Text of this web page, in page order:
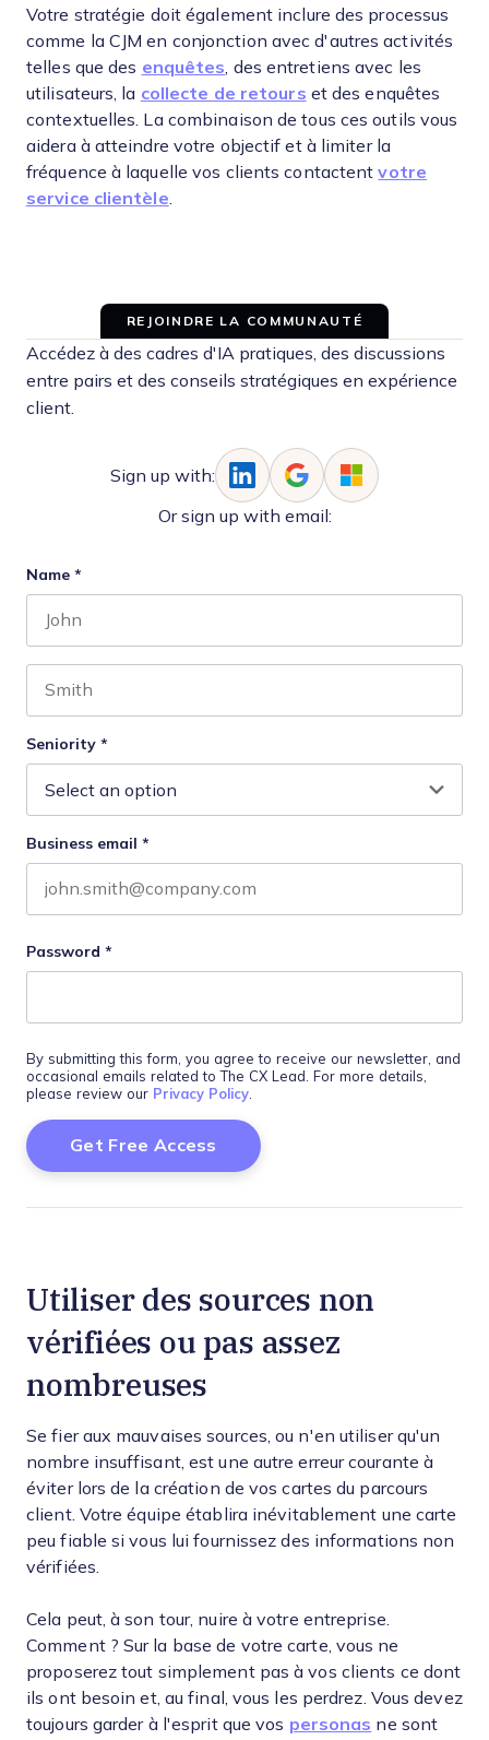
Votre stratégie doit également inclure des processus
comme la CJM en conjonction avec d'autres activités
telles que des enquêtes , des entretiens avec les
utilisateurs, la collecte de retours et des enquêtes
contextuelles. La combinaison de tous ces outils vous
aidera à atteindre votre objectif et à limiter la
fréquence à laquelle vos clients contactentvotre
service clientèle
REJOINDRE LA COMMUNAUTÉ
Accédez à des cadres d'IA pratiques, des discussions
entre pairs et des conseils stratégiques en expérience
client.
Sign up with:
Or sign up with email:
Name *
Seniority *
Business email *
Password *
By submitting this form, you agree to receive our newsletter, and
occasional emails related to The CX Lead. For more details,
please review our Privacy Policy.
Utiliser des sources non
vérifiées ou pas assez
nombreuses
Se fier aux mauvaises sources, ou n'en utiliser qu'un
nombre insuffisant, est une autre erreur courante à
éviter lors de la création de vos cartes du parcours
client. Votre équipe établira inévitablement une carte
peu fiable si vous lui fournissez des informations non
vérifiées.
Cela peut, à son tour, nuire à votre entreprise.
Comment ? Sur la base de votre carte, vous ne
proposerez tout simplement pas à vos clients ce dont
ils ont besoin et, au final, vous les perdrez. Vous devez
toujours garder à l'esprit que vos personas ne sont